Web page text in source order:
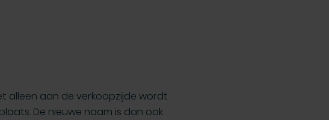
alleen aan de verkoopzijde wordt
De nieuwe naam is dan ook